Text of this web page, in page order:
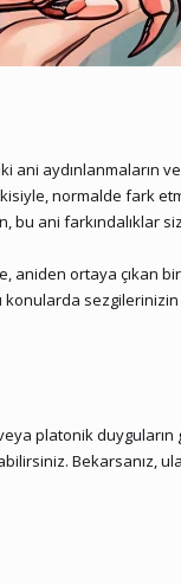
aydınlanmaların
normalde fark
bu ani
ortaya çıkan
konularda
platonik
Bekarsanız,